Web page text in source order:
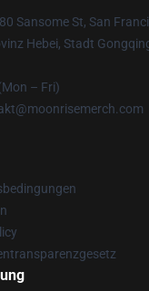
Sansome St, San
Hebei, Stadt
– Fri)